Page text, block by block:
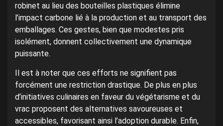
robinet au lieu des bouteilles plastiques élimine
l’impact carbone lié à la production et au transport des
emballages. Ces gestes, bien que modestes pris
isolément, donnent collectivement une dynamique
puissante.
Il est à noter que ces efforts ne signifient pas
forcément une restriction drastique. De plus en plus
d’initiatives culinaires en faveur du végétarisme et du
vrac proposent des alternatives savoureuses et
accessibles, favorisant ainsi l’adoption durable. Enfin,